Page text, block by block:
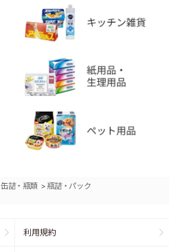
缶詰・瓶類 >瓶詰・パック
利用規約